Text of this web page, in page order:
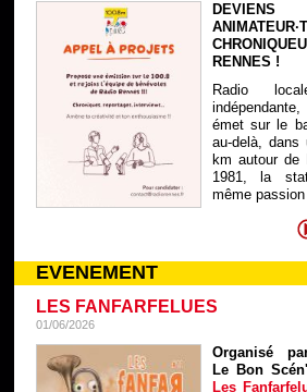
DEVIENS
RENNES !
Radio
émet sur le
au-delà,
km autour de
1981, la
même
EVENEMENT
LES FANFARFELUES
01/06/2026
Organisé
Le Bon
Les